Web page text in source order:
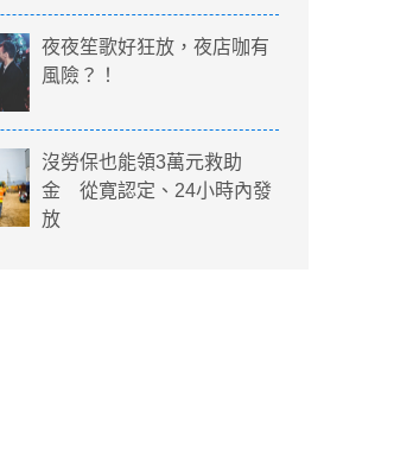
夜夜笙歌好狂放，夜店咖有
風險？！
沒勞保也能領3萬元救助
金 從寛認定、24小時內發
放